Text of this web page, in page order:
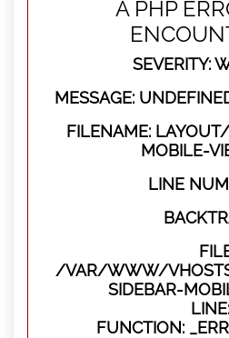
A PHP
SEVERITY:
MESSAGE:
FILENAME:
MOBILE-
LINE
/VAR/WWW/
SIDEBAR-
FUNCTION: